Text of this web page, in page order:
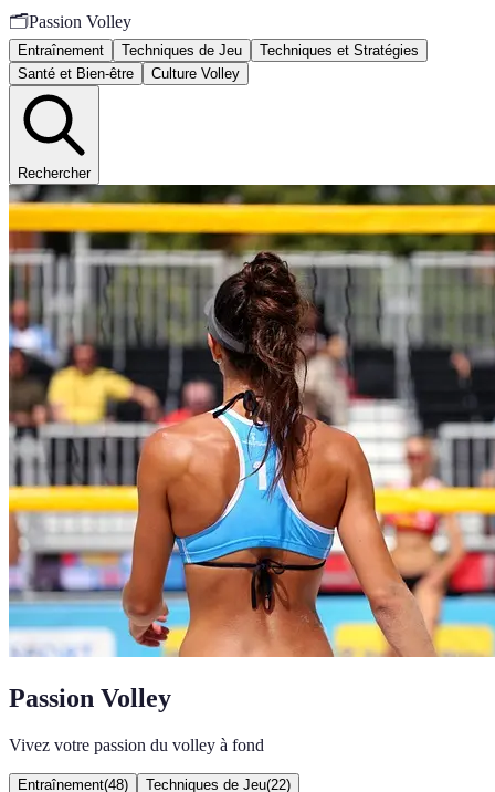
🗂️Passion Volley
Entraînement Techniques de Jeu
Techniques et Stratégies
Santé et Bien-être
Culture Volley
Rechercher
Passion Volley
Vivez votre passion du volley à fond
Entraînement(48) Techniques de Jeu(22)